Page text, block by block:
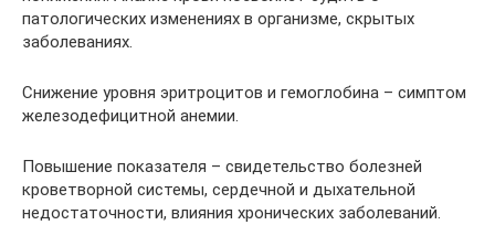
патологических изменениях в организме, скрытых
заболеваниях.
Снижение уровня эритроцитов и гемоглобина – симптом
железодефицитной анемии.
Повышение показателя – свидетельство болезней
кроветворной системы, сердечной и дыхательной
недостаточности, влияния хронических заболеваний.